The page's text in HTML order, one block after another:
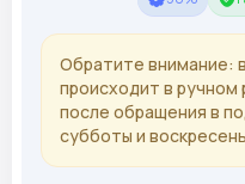
Обратите внимание:
происходит в
после обращения в
субботы и